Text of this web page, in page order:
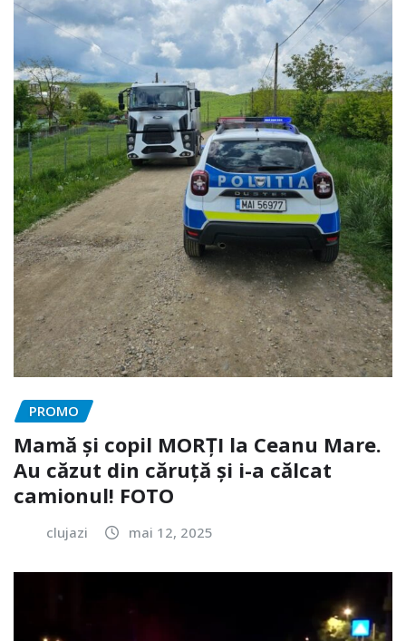
PROMO
Mamă și copil MORȚI la Ceanu Mare.
Au căzut din căruță și i-a călcat
camionul! FOTO
clujazi mai 12, 2025